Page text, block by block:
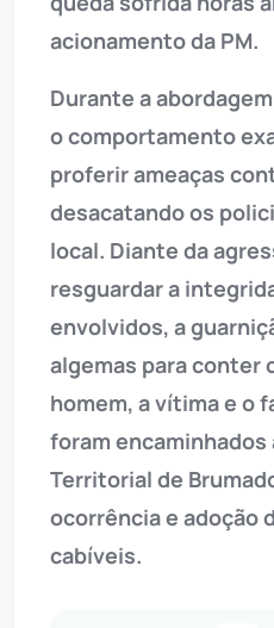
acionamento da PM.
Durante a
o comportamento
proferir ameaças
desacatando os
local. Diante da
resguardar a
envolvidos, a
algemas para conter
homem, a vítima e o
foram encaminhados
Territorial de
ocorrência e adoção
cabíveis.